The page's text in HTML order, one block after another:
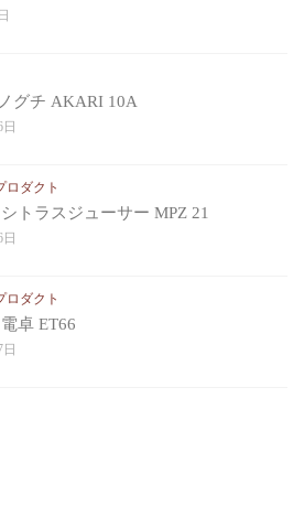
グチ AKARI 10A
ロダクト
トラスジューサー MPZ 21
ロダクト
卓 ET66